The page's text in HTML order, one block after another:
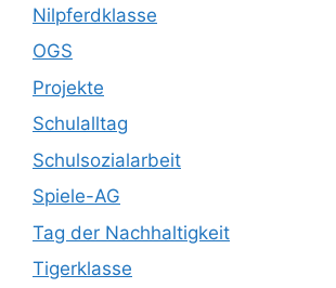
Nilpferdklasse
OGS
Projekte
Schulalltag
Schulsozialarbeit
Spiele-AG
Tag der Nachhaltigkeit
Tigerklasse